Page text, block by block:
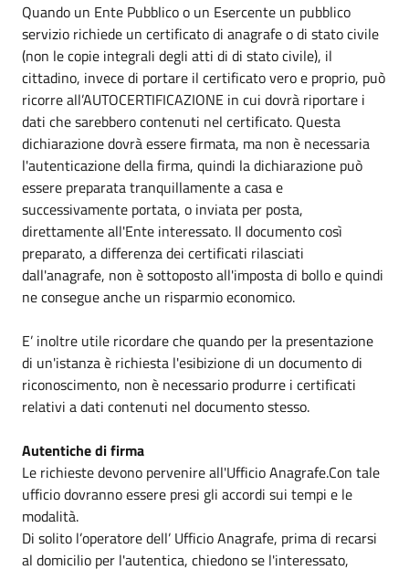
Quando un Ente Pubblico o un Esercente un pubblico
servizio richiede un certificato di anagrafe o di stato civile
(non le copie integrali degli atti di di stato civile), il
cittadino, invece di portare il certificato vero e proprio, può
ricorre all’AUTOCERTIFICAZIONE in cui dovrà riportare i
dati che sarebbero contenuti nel certificato. Questa
dichiarazione dovrà essere firmata, ma non è necessaria
l'autenticazione della firma, quindi la dichiarazione può
essere preparata tranquillamente a casa e
successivamente portata, o inviata per posta,
direttamente all'Ente interessato. Il documento così
preparato, a differenza dei certificati rilasciati
dall'anagrafe, non è sottoposto all'imposta di bollo e quindi
ne consegue anche un risparmio economico.
E’ inoltre utile ricordare che quando per la presentazione
di un'istanza è richiesta l'esibizione di un documento di
riconoscimento, non è necessario produrre i certificati
relativi a dati contenuti nel documento stesso.
Autentiche di firma
Le richieste devono pervenire all'Ufficio Anagrafe.Con tale
ufficio dovranno essere presi gli accordi sui tempi e le
modalità.
Di solito l’operatore dell’ Ufficio Anagrafe, prima di recarsi
al domicilio per l'autentica, chiedono se l'interessato,